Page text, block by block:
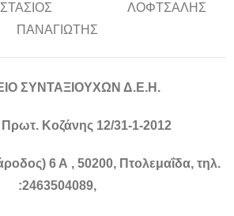
ΛΟΦΤΣΑΛΗΣ
ΠΑΝΑΓΙΩΤΗΣ
ΣΥΝΤΑΞΙΟΥΧΩΝ Δ.Ε.Η.
Κοζάνης 12/31-1-2012
6 Α , 50200, Πτολεμαΐδα, τηλ.
:2463504089,